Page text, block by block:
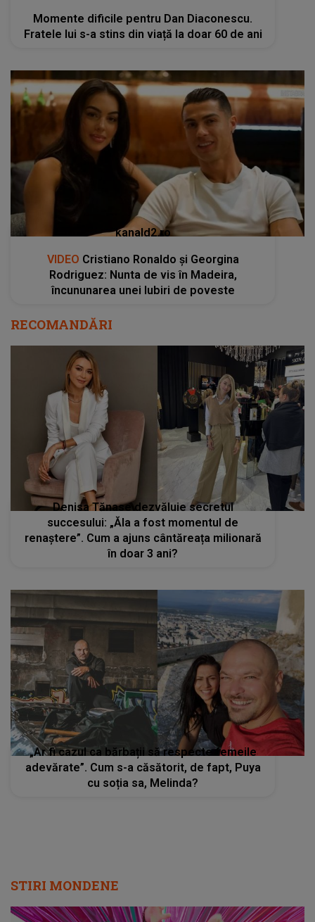
Momente dificile pentru Dan Diaconescu.
Fratele lui s-a stins din viață la doar 60 de ani
kanald2.ro
VIDEO Cristiano Ronaldo și Georgina
Rodriguez: Nunta de vis în Madeira,
încununarea unei Iubiri de poveste
RECOMANDĂRI
Denisa Tănase dezvăluie secretul
succesului: „Ăla a fost momentul de
renaștere”. Cum a ajuns cântăreața milionară
în doar 3 ani?
„Ar fi cazul ca bărbații să respecte femeile
adevărate”. Cum s-a căsătorit, de fapt, Puya
cu soția sa, Melinda?
STIRI MONDENE